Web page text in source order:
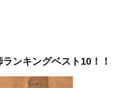
ンキングベスト10！！